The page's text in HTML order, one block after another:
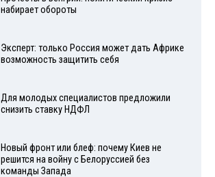
набирает обороты
Эксперт: только Россия может дать Африке
возможность защитить себя
Для молодых специалистов предложили
снизить ставку НДФЛ
Новый фронт или блеф: почему Киев не
решится на войну с Белоруссией без
команды Запада